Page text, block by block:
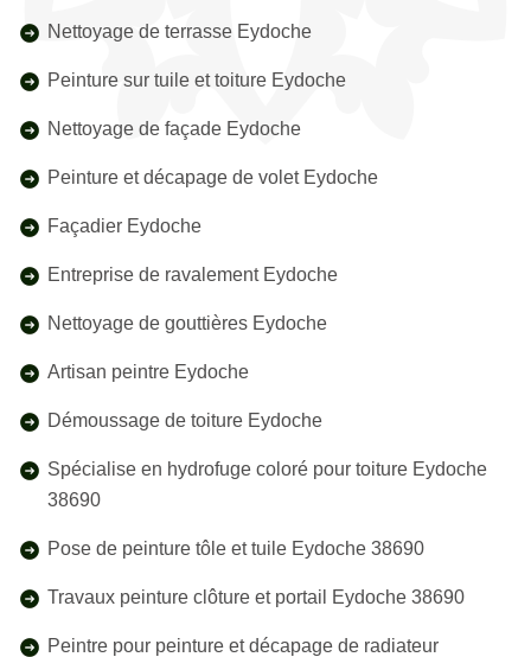
Nettoyage de terrasse Eydoche
Peinture sur tuile et toiture Eydoche
Nettoyage de façade Eydoche
Peinture et décapage de volet Eydoche
Façadier Eydoche
Entreprise de ravalement Eydoche
Nettoyage de gouttières Eydoche
Artisan peintre Eydoche
Démoussage de toiture Eydoche
Spécialise en hydrofuge coloré pour toiture Eydoche
38690
Pose de peinture tôle et tuile Eydoche 38690
Travaux peinture clôture et portail Eydoche 38690
Peintre pour peinture et décapage de radiateur